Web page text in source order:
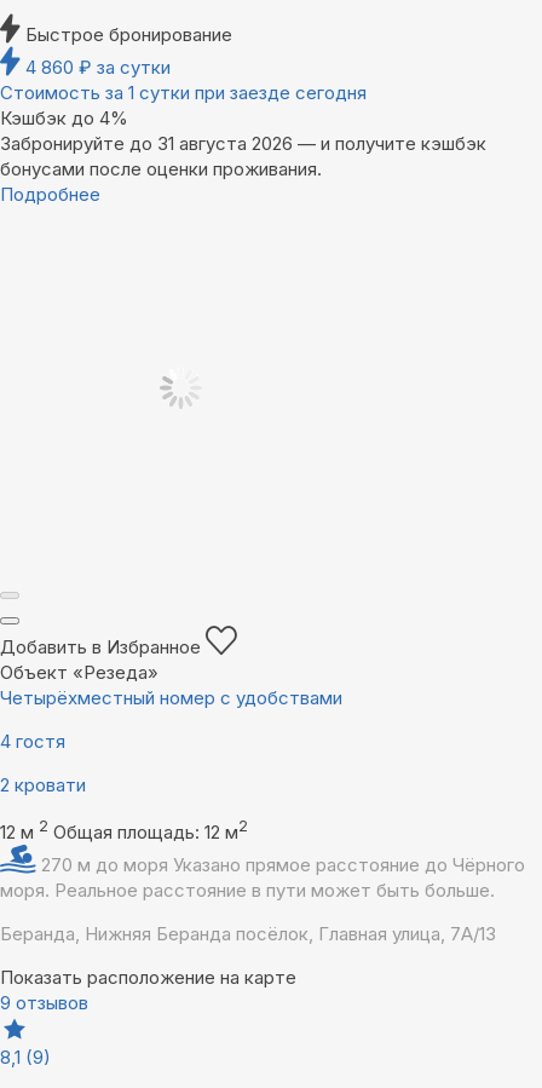
Быстрое бронирование
4 860 ₽ за сутки
Стоимость за 1 сутки при заезде сегодня
Кэшбэк до 4%
Забронируйте до 31 августа 2026 — и получите кэшбэк
бонусами после оценки проживания.
Подробнее
Добавить в Избранное
Объект «Резеда»
Четырёхместный номер с удобствами
4 гостя
2 кровати
12 м 2 Общая площадь: 12 м2
270 м до моря Указано прямое расстояние до Чёрного
моря. Реальное расстояние в пути может быть больше.
Беранда, Нижняя Беранда посёлок, Главная улица, 7А/13
Показать расположение на карте
9 отзывов
8,1 (9)